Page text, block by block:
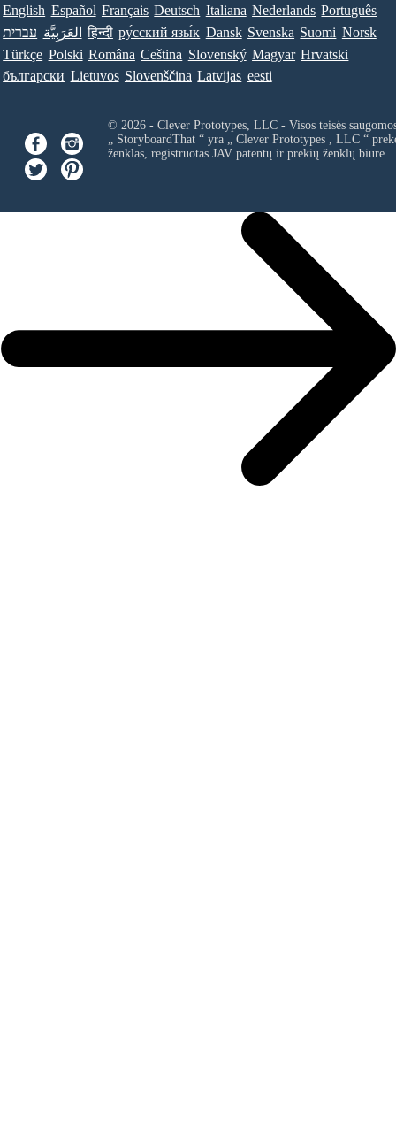
English Español Français Deutsch Italiana Nederlands Português
עברית العَرَبِيَّة हिन्दी ру́сский язы́к Dansk Svenska Suomi Norsk
Türkçe Polski Româna Ceština Slovenský Magyar Hrvatski
български Lietuvos Slovenščina Latvijas eesti
© 2026 - Clever Prototypes, LLC - Visos teisės
„ StoryboardThat “ yra „ Clever Prototypes , LLC“
ženklas, registruotas JAV patentų ir prekių ženklų biure.